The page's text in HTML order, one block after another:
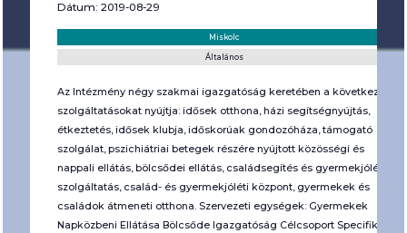
Dátum: 2019-08-29
Miskolc
Általános
Az Intézmény négy szakmai igazgatóság keretében a következő
szolgáltatásokat nyújtja: idősek otthona, házi segítségnyújtás,
étkeztetés, idősek klubja, időskorúak gondozóháza, támogató
szolgálat, pszichiátriai betegek részére nyújtott közösségi és
nappali ellátás, bölcsődei ellátás, családsegítés és gyermekjóléti
szolgáltatás, család- és gyermekjóléti központ, gyermekek és
családok átmeneti otthona. Szervezeti egységek: Gyermekek
Napközbeni Ellátása Bölcsőde Igazgatóság Célcsoport Specifikus